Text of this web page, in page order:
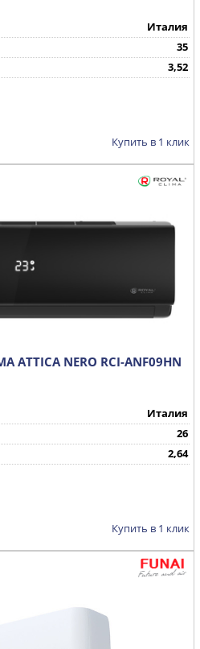
Италия
35
3,52
Купить в 1 клик
ATTICA NERO RCI-ANF09HN
Италия
26
2,64
Купить в 1 клик